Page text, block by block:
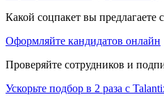
Какой соцпакет вы предлагаете
Оформляйте кандидатов онлайн
Проверяйте сотрудников и
Ускорьте подбор в 2 раза с